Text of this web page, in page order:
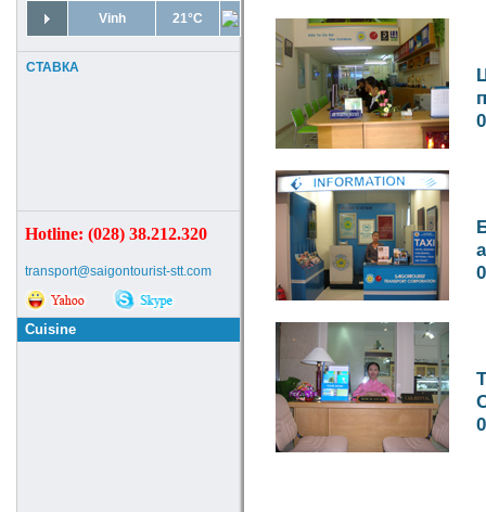
Vinh 21°C
СТАВКА
Hotline: (028) 38.212.320
transport@saigontourist-stt.com
Cuisine